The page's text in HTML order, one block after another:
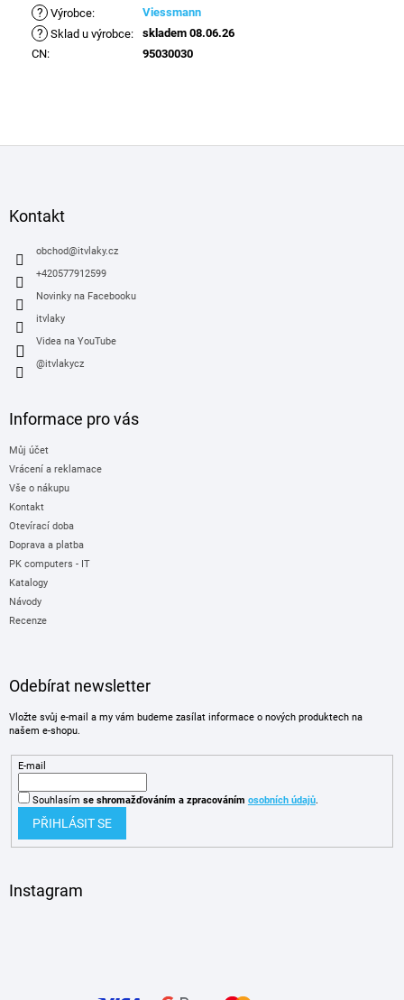
? Výrobce: Viessmann
? Sklad u výrobce:
skladem 08.06.26
CN: 95030030
Kontakt
obchod@itvlaky.cz
+420577912599
Novinky na Facebooku
itvlaky
Videa na YouTube
@itvlakycz
Informace pro vás
Můj účet
Vrácení a reklamace
Vše o nákupu
Kontakt
Otevírací doba
Doprava a platba
PK computers - IT
Katalogy
Návody
Recenze
Odebírat newsletter
Vložte svůj e-mail a my vám budeme zasílat informace o nových produktech na
našem e-shopu.
E-mail
Souhlasím se shromažďováním a zpracováním osobních údajů.
PŘIHLÁSIT SE
Instagram